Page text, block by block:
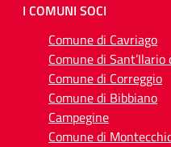
I COMUNI SOCI
Comune di Cavriago
Comune di Sant’Ilario
Comune di Correggio
Comune di Bibbiano
Campegine
Comune di